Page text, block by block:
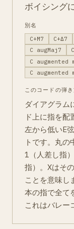
ボイシング
別名
C+M7
C+Δ7
C augMaj7
C augmented
C augmented
このコードの弾
ダイアグラム
ド上に指を配
左から低いE
トです。丸の
1（人差し指
指）。Xはそ
ことを意味し
本の指で全て
これはバレー